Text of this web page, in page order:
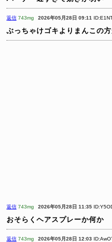
返信 743mg 2026年05月28日 09:11
ぶっちゃけゴキよりまんこの
返信 743mg 2026年05月28日 11:35
おそらくヘアスプレーか何か
返信 743mg 2026年05月28日 12:03